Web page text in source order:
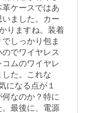
ケースではあ
ました。カー
りますね。装着
しっかり包ま
でワイヤレス
ムのワイヤレ
た。これな
になる点が１
なのか？特に
最後に、電源